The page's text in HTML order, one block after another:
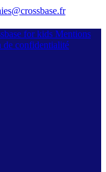
for kids Mentions
de confidentialité